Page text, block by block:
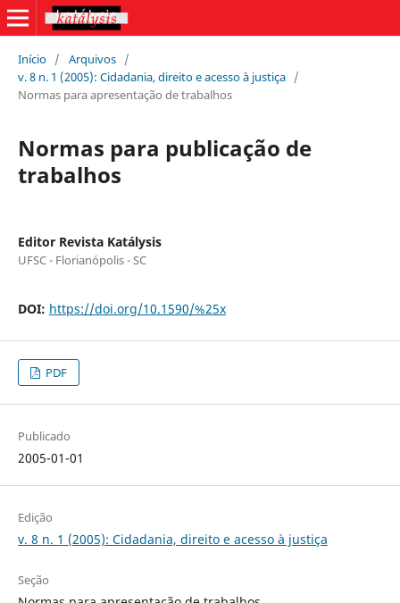
Início / Arquivos /
v. 8 n. 1 (2005): Cidadania, direito e acesso à justiça /
Normas para apresentação de trabalhos
Normas para publicação de
trabalhos
Editor Revista Katálysis
UFSC - Florianópolis - SC
DOI: https://doi.org/10.1590/%25x
PDF
Publicado
2005-01-01
Edição
v. 8 n. 1 (2005): Cidadania, direito e acesso à justiça
Seção